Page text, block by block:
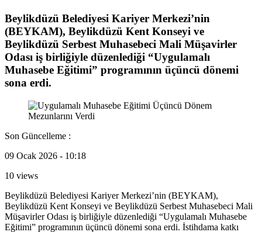
Beylikdüzü Belediyesi Kariyer Merkezi’nin
(BEYKAM), Beylikdüzü Kent Konseyi ve
Beylikdüzü Serbest Muhasebeci Mali Müşavirler
Odası iş birliğiyle düzenlediği “Uygulamalı
Muhasebe Eğitimi” programının üçüncü dönemi
sona erdi.
Son Güncelleme :
09 Ocak 2026 - 10:18
10 views
Beylikdüzü Belediyesi Kariyer Merkezi’nin (BEYKAM),
Beylikdüzü Kent Konseyi ve Beylikdüzü Serbest Muhasebeci Mali
Müşavirler Odası iş birliğiyle düzenlediği “Uygulamalı Muhasebe
Eğitimi” programının üçüncü dönemi sona erdi. İstihdama katkı